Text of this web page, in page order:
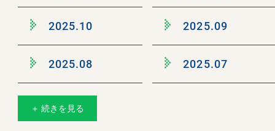
2025.10 2025.09
2025.08 2025.07
＋ 続きを見る